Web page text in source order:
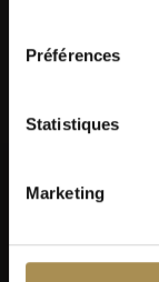
Préférences
Statistiques
Marketing